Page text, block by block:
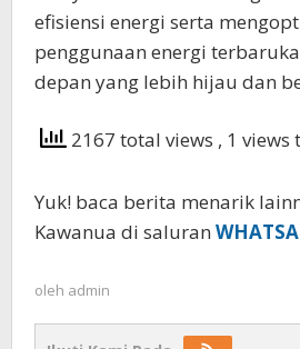
efisiensi energi serta
penggunaan energi
depan yang lebih hijau dan
2167 total views , 1 views
Yuk! baca berita menarik
Kawanua di saluran
oleh admin